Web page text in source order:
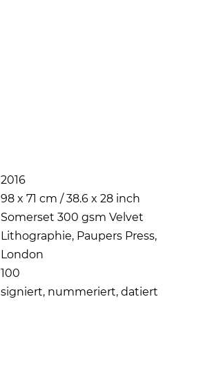
2016
98 x 71 cm / 38.6 x 28 inch
Somerset 300 gsm Velvet
Lithographie, Paupers Press,
London
100
signiert, nummeriert, datiert